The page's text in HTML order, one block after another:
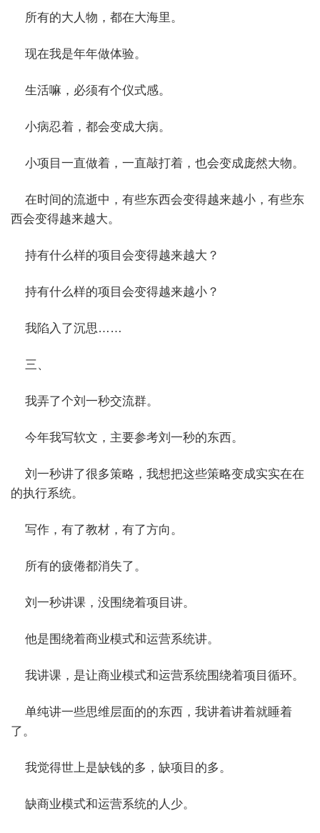
所有的大人物，都在大海里。
现在我是年年做体验。
生活嘛，必须有个仪式感。
小病忍着，都会变成大病。
小项目一直做着，一直敲打着，也会变成庞然大物。
在时间的流逝中，有些东西会变得越来越小，有些东
西会变得越来越大。
持有什么样的项目会变得越来越大？
持有什么样的项目会变得越来越小？
我陷入了沉思……
三、
我弄了个刘一秒交流群。
今年我写软文，主要参考刘一秒的东西。
刘一秒讲了很多策略，我想把这些策略变成实实在在
的执行系统。
写作，有了教材，有了方向。
所有的疲倦都消失了。
刘一秒讲课，没围绕着项目讲。
他是围绕着商业模式和运营系统讲。
我讲课，是让商业模式和运营系统围绕着项目循环。
单纯讲一些思维层面的的东西，我讲着讲着就睡着
了。
我觉得世上是缺钱的多，缺项目的多。
缺商业模式和运营系统的人少。